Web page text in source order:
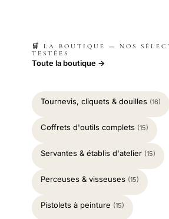
🛒 LA BOUTIQUE — NOS
TESTÉES
Toute la boutique →
Tournevis, cliquets & douilles (16)
Coffrets d'outils complets (15)
Servantes & établis d'atelier (15)
Perceuses & visseuses (15)
Pistolets à peinture (15)